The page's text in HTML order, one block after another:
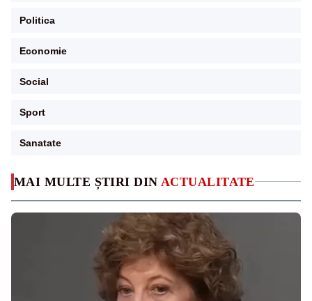
MAI MULTE ȘTIRI DIN ACTUALITATE
Politica
Economie
Social
Sport
Sanatate